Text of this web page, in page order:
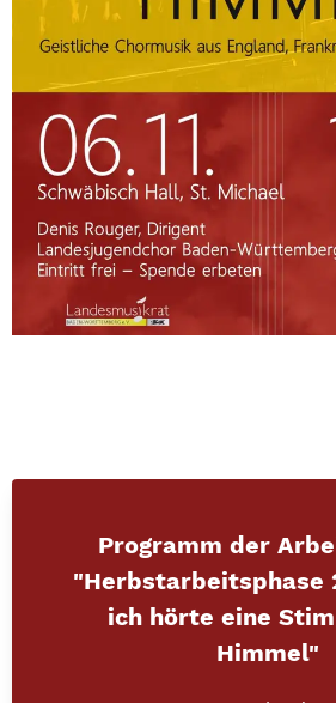
Programm der
"Herbstarbeitsphase
ich hörte eine
Himmel"